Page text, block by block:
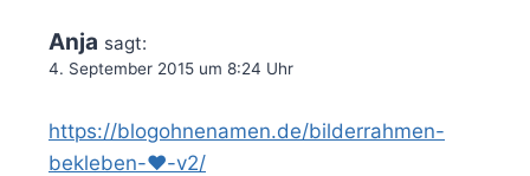
Anja sagt:
4. September 2015 um 8:24 Uhr
https://blogohnenamen.de/bilderrahmen-
bekleben-♥-v2/